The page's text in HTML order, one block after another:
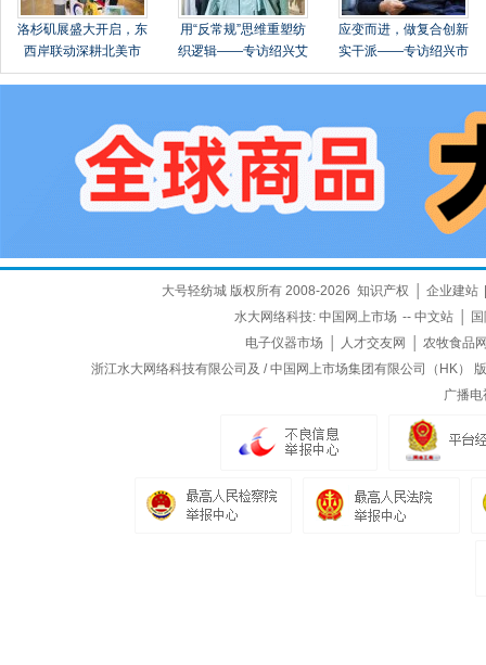
洛杉矶展盛大开启，东
西岸联动深耕北美市
场！
用“反常规”思维重塑纺
织逻辑——专访绍兴艾
法纺织品有限公司总经
应变而进，做复合创新
实干派——专访绍兴市
柯桥区华舍政伟纺织品
大号轻纺城 版权所有 2008-2026 知识产权 企业建站
水大网络科技: 中国网上市场 -- 中文站
电子仪器市场
人才交友网
农牧食品
浙江水大网络科技有限公司及 / 中国网上市场集团有限公司（HK）
广播